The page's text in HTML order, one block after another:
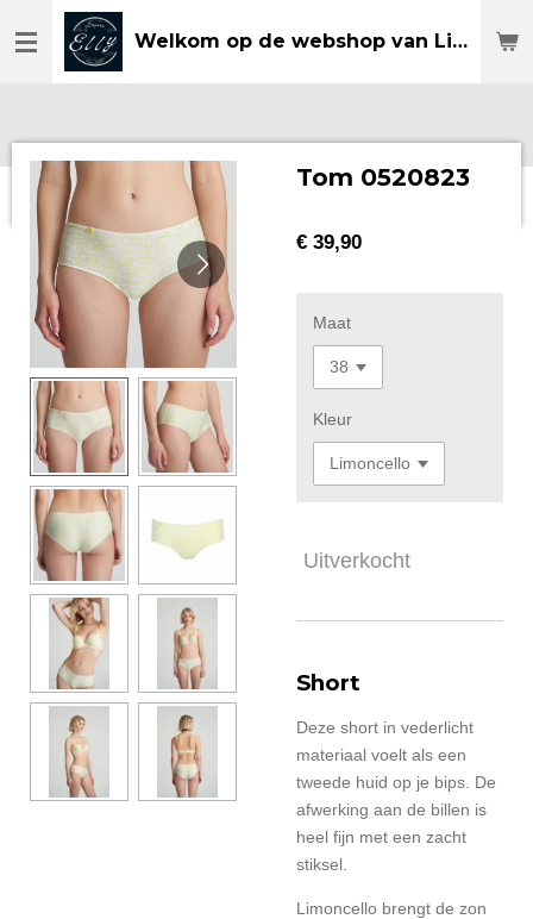
direct
Welkom op de webshop van Lingerie Elly
Tom 0520823
€ 39,90
Maat
Kleur
Uitverkocht
Short
Deze short in vederlicht
materiaal voelt als een
tweede huid op je bips. De
afwerking aan de billen is
heel fijn met een zacht
stiksel.
Limoncello brengt de zon